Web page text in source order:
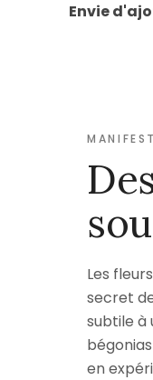
Envie
Les
secret
subtile à
en